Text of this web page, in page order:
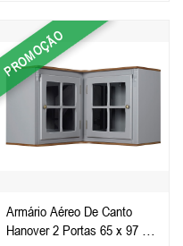
PROMOÇÃO
Armário Aéreo De Canto
Hanover 2 Portas 65 x 97 x